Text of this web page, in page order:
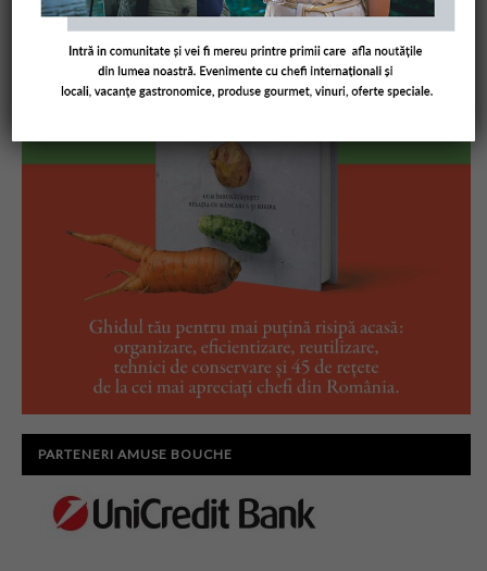
PARTENERI AMUSE BOUCHE